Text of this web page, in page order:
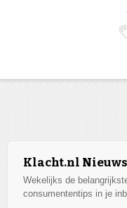
Klacht.nl
Wekelijks de
consumententips in je